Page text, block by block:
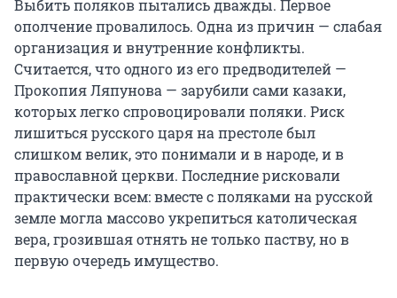
Выбить поляков пытались дважды. Первое
ополчение провалилось. Одна из причин — слабая
организация и внутренние конфликты.
Считается, что одного из его предводителей —
Прокопия Ляпунова — зарубили сами казаки,
которых легко спровоцировали поляки. Риск
лишиться русского царя на престоле был
слишком велик, это понимали и в народе, и в
православной церкви. Последние рисковали
практически всем: вместе с поляками на русской
земле могла массово укрепиться католическая
вера, грозившая отнять не только паству, но в
первую очередь имущество.